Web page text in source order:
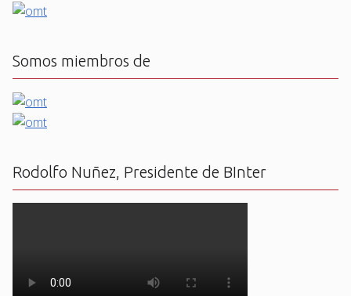
Somos miembros de
Rodolfo Nuñez, Presidente de BInter